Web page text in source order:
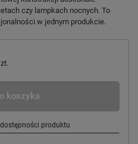
czy lampkach nocnych. To
w jednym produkcie.
koszyka
produktu